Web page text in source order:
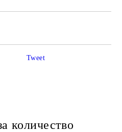
Tweet
количество